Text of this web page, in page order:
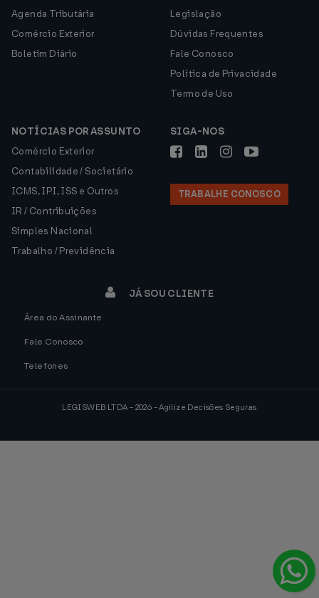
Agenda Tributária
Comércio Exterior
Boletim Diário
Legislação
Dúvidas Frequentes
Fale Conosco
Política de Privacidade
Termo de Uso
NOTÍCIAS POR ASSUNTO
Comércio Exterior
Contabilidade / Societário
ICMS, IPI, ISS e Outros
IR / Contribuições
Simples Nacional
Trabalho / Previdência
SIGA-NOS
TRABALHE CONOSCO
JÁ SOU CLIENTE
Área do Assinante
Fale Conosco
Telefones
LEGISWEB LTDA - 2026 - Agilize Decisões Seguras